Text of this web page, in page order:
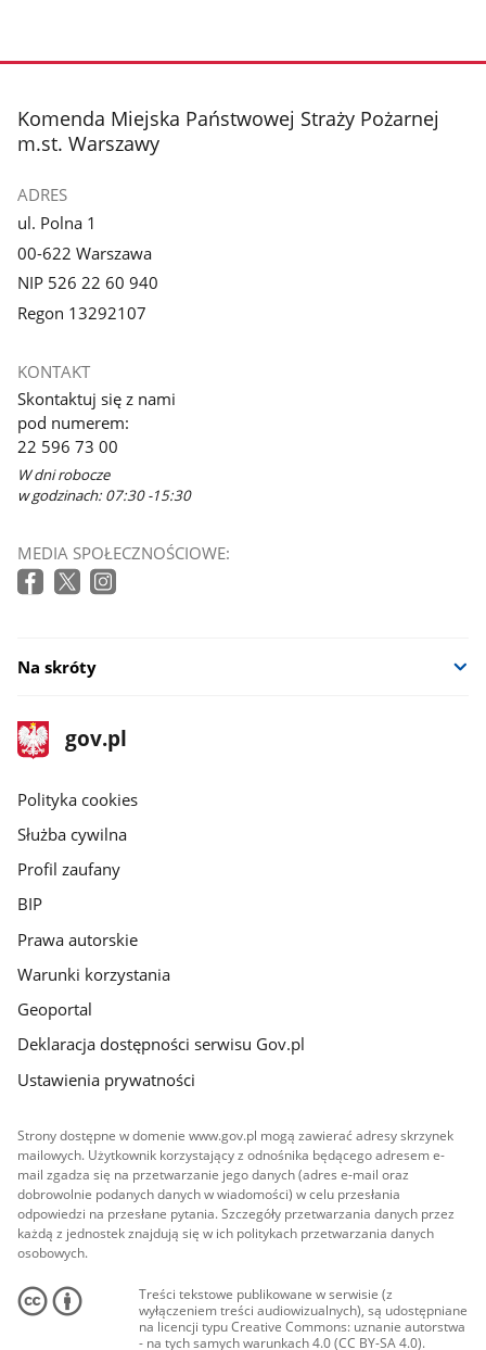
stopka
Komenda Miejska Państwowej Straży Pożarnej
m.st. Warszawy
ADRES
ul. Polna 1
00-622 Warszawa
NIP 526 22 60 940
Regon 13292107
KONTAKT
Skontaktuj się z nami
pod numerem:
22 596 73 00
W dni robocze
w godzinach: 07:30 -15:30
MEDIA SPOŁECZNOŚCIOWE:
Na skróty
stopka
gov.pl
Strona
gov.pl
gov.pl
Polityka cookies
Służba cywilna
Profil zaufany
BIP
Prawa autorskie
Warunki korzystania
Geoportal
Deklaracja dostępności serwisu Gov.pl
Ustawienia prywatności
Strony dostępne w domenie www.gov.pl mogą zawierać adresy skrzynek
mailowych. Użytkownik korzystający z odnośnika będącego adresem e-
mail zgadza się na przetwarzanie jego danych (adres e-mail oraz
dobrowolnie podanych danych w wiadomości) w celu przesłania
odpowiedzi na przesłane pytania. Szczegóły przetwarzania danych przez
każdą z jednostek znajdują się w ich politykach przetwarzania danych
osobowych.
Treści tekstowe publikowane w serwisie (z
wyłączeniem treści audiowizualnych), są udostępniane
na licencji typu Creative Commons: uznanie autorstwa
- na tych samych warunkach 4.0 (CC BY-SA 4.0).